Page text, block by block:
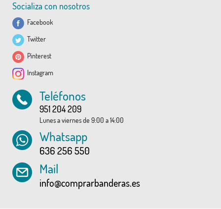
Socializa con nosotros
Facebook
Twitter
Pinterest
Instagram
Teléfonos
951 204 209
Lunes a viernes de 9:00 a 14:00
Whatsapp
636 256 550
Mail
info@comprarbanderas.es